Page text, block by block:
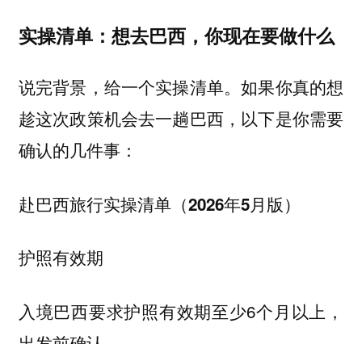
实操清单：想去巴西，你现在要做什么
说完背景，给一个实操清单。如果你真的想
趁这次政策机会去一趟巴西，以下是你需要
确认的几件事：
赴巴西旅行实操清单（2026年5月版）
护照有效期
入境巴西要求护照有效期至少6个月以上，